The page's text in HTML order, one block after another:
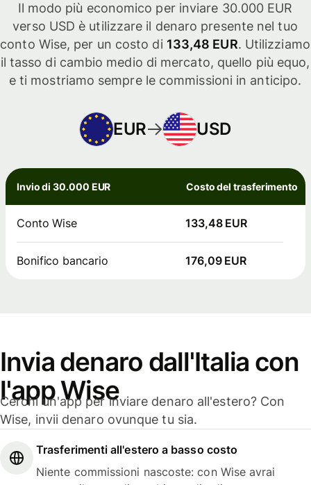
Il modo più economico per inviare 30.000 EUR
verso USD è utilizzare il denaro presente nel tuo
conto Wise, per un costo di 133,48 EUR. Utilizziamo
il tasso di cambio medio di mercato, quello più equo,
e ti mostriamo sempre le commissioni in anticipo.
EUR USD
Invio di 30.000 EUR Costo del trasferimento
Conto Wise 133,48 EUR
Bonifico bancario 176,09 EUR
Invia denaro dall'Italia con
l'app Wise
Cerchi un'app per inviare denaro all'estero? Con
Wise, invii denaro ovunque tu sia.
Trasferimenti all'estero a basso costo
Niente commissioni nascoste: con Wise avrai